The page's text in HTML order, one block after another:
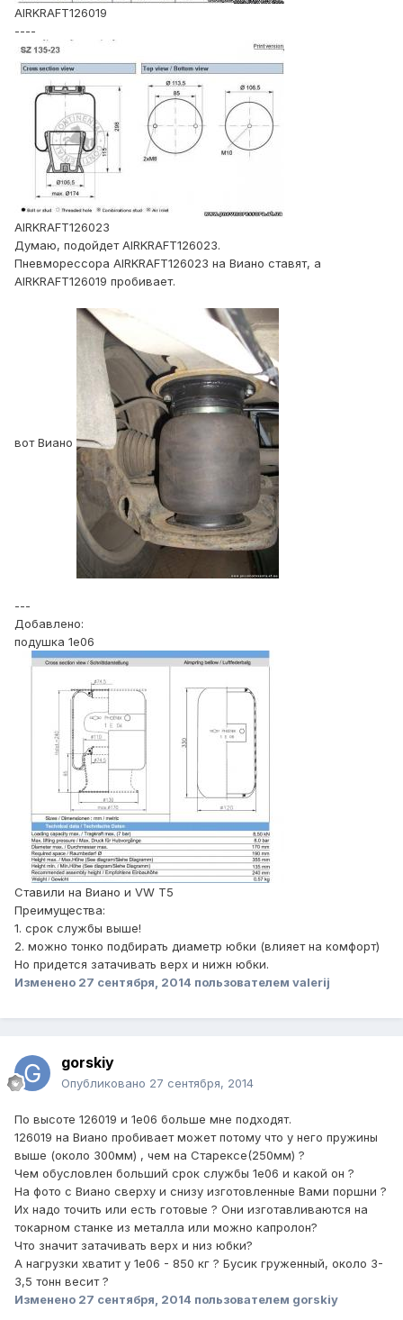
AIRKRAFT126019
----
AIRKRAFT126023
Думаю, подойдет AIRKRAFT126023.
Пневморессора AIRKRAFT126023 на Виано ставят, а
AIRKRAFT126019 пробивает.
вот Виано
---
Добавлено:
подушка 1е06
Ставили на Виано и VW T5
Преимущества:
1. срок службы выше!
2. можно тонко подбирать диаметр юбки (влияет на комфорт)
Но придется затачивать верх и нижн юбки.
Изменено 27 сентября, 2014 пользователем valerij
gorskiy
Опубликовано 27 сентября, 2014
По высоте 126019 и 1е06 больше мне подходят.
126019 на Виано пробивает может потому что у него пружины
выше (около 300мм) , чем на Старексе(250мм) ?
Чем обусловлен больший срок службы 1е06 и какой он ?
На фото с Виано сверху и снизу изготовленные Вами поршни ?
Их надо точить или есть готовые ? Они изготавливаются на
токарном станке из металла или можно капролон?
Что значит затачивать верх и низ юбки?
А нагрузки хватит у 1е06 - 850 кг ? Бусик груженный, около 3-
3,5 тонн весит ?
Изменено 27 сентября, 2014 пользователем gorskiy